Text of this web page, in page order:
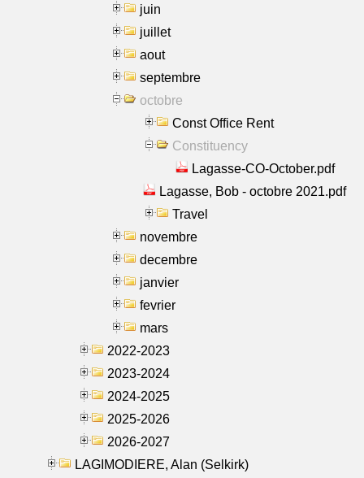
juin
juillet
aout
septembre
octobre
Const Office Rent
Constituency
Lagasse-CO-October.pdf
Lagasse, Bob - octobre 2021.pdf
Travel
novembre
decembre
janvier
fevrier
mars
2022-2023
2023-2024
2024-2025
2025-2026
2026-2027
LAGIMODIERE, Alan (Selkirk)